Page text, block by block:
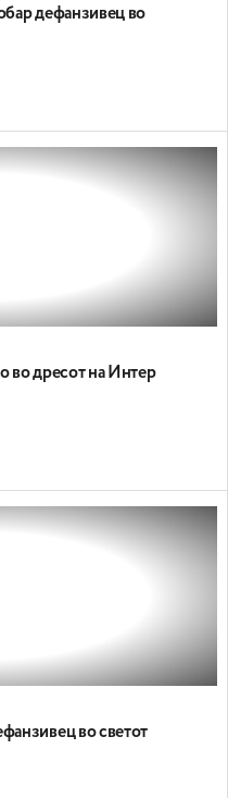
дефанзивец во
во дресот на Интер
во светот